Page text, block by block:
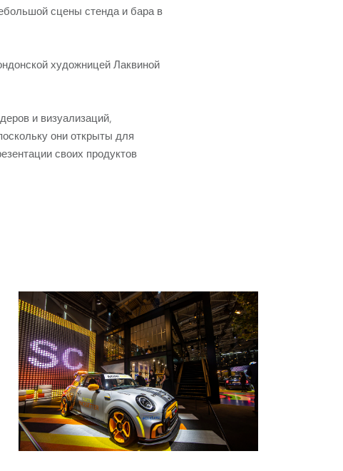
сцены стенда и бара в
художницей Лаквиной
и визуализаций,
они открыты для
своих продуктов